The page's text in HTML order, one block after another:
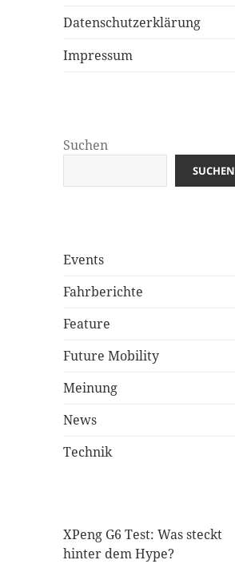
Datenschutzerklärung
Impressum
Suchen
SUCHEN
Events
Fahrberichte
Feature
Future Mobility
Meinung
News
Technik
XPeng G6 Test: Was steckt
hinter dem Hype?